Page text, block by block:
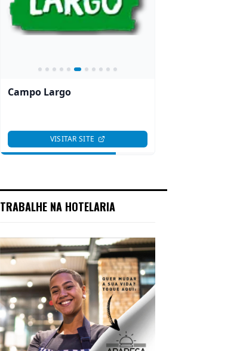
TRABALHE NA HOTELARIA